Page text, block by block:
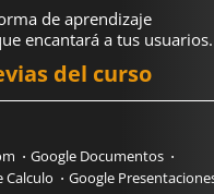
de aprendizaje
encantará a tus usuarios.
del curso
Google Documentos
Calculo
Google